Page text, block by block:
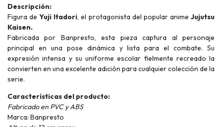
Descripción:
Figura deYuji Itadori, el protagonista del popular anime Jujutsu
Kaisen.
Fabricada por Banpresto, esta pieza captura al personaje
principal en una pose dinámica y lista para el combate. Su
expresión intensa y su uniforme escolar fielmente recreado la
convierten en una excelente adición para cualquier colección de la
serie.
Características del producto:
Fabricado en PVC y ABS
Marca: Banpresto